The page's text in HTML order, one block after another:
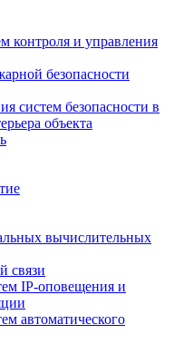
и управления
безопасности
систем безопасности в
объекта
вычислительных
связи
IP-оповещения и
автоматического